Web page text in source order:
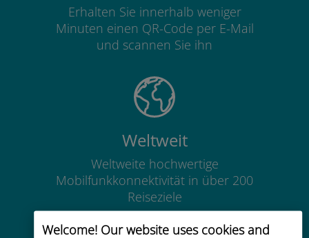
Welcome! Our website uses cookies and
Erhalten Sie innerhalb weniger
Minuten einen QR-Code per E-Mail
und scannen Sie ihn
Weltweit
Weltweite hochwertige
Mobilfunkkonnektivität in über 200
Reiseziele